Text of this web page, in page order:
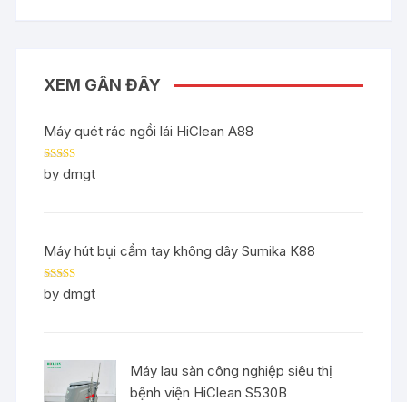
XEM GẦN ĐÂY
Máy quét rác ngồi lái HiClean A88
Rated5out
of 5
by dmgt
Máy hút bụi cầm tay không dây Sumika K88
Rated5out
of 5
by dmgt
Máy lau sàn công nghiệp siêu thị
bệnh viện HiClean S530B